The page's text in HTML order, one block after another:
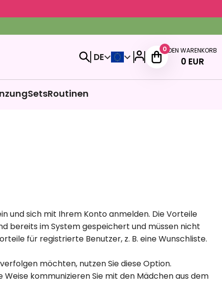
DE
0 DEN WARENKORB
0 EUR
SetsRoutinen
und sich mit Ihrem Konto anmelden. Die Vorteile
bereits im System gespeichert und müssen nicht
für registrierte Benutzer, z. B. eine Wunschliste.
möchten, nutzen Sie diese Option.
kommunizieren Sie mit den Mädchen aus dem